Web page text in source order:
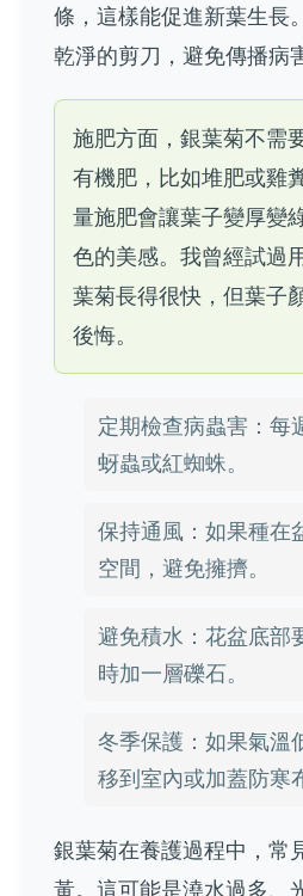
條，這樣能促進新葉生長
乾淨的剪刀，避免傳播病
施肥方面，銀葉菊不需
有機肥，比如堆肥或雞
量施肥會讓葉子變厚變
色的美感。我曾經試過
葉菊長得很快，但葉子
後悔。
定期檢查病蟲害：每
蚜蟲或紅蜘蛛。
保持通風：如果種在
空間，避免擁擠。
避免積水：花盆底部
時加一層礫石。
冬季保護：如果氣溫
移到室內或加蓋防寒
銀葉菊在養護過程中，常
黃。這可能是澆水過多、